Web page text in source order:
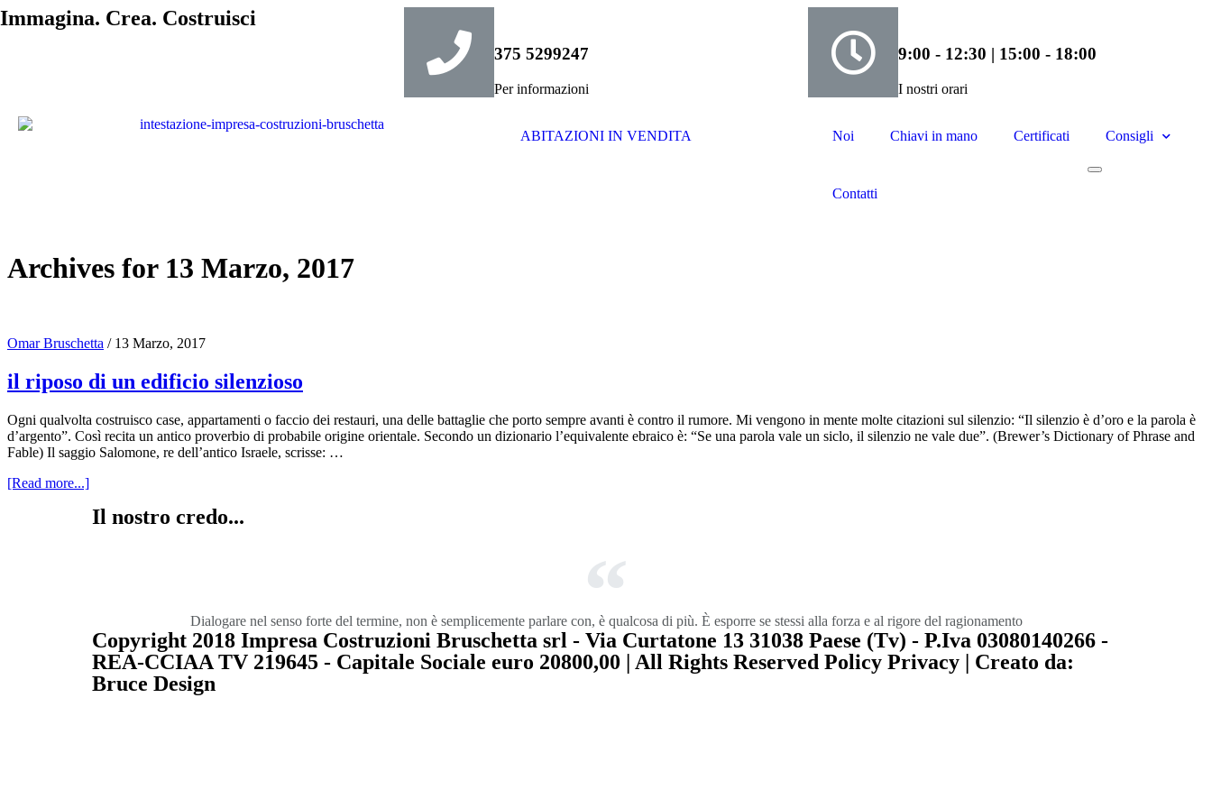
Immagina. Crea. Costruisci
375 5299247
Per informazioni
9:00 - 12:30 | 15:00 - 18:00
I nostri orari
ABITAZIONI IN VENDITA Noi Chiavi in mano Certificati Consigli
Contatti
Archives for 13 Marzo, 2017
Omar Bruschetta / 13 Marzo, 2017
il riposo di un edificio silenzioso
Ogni qualvolta costruisco case, appartamenti o faccio dei restauri, una delle battaglie che porto sempre avanti è contro il rumore. Mi vengono in mente molte citazioni sul silenzio: “Il silenzio è d’oro e la parola è
d’argento”. Così recita un antico proverbio di probabile origine orientale. Secondo un dizionario l’equivalente ebraico è: “Se una parola vale un siclo, il silenzio ne vale due”. (Brewer’s Dictionary of Phrase and
Fable) Il saggio Salomone, re dell’antico Israele, scrisse: …
[Read more...]
Il nostro credo...
Dialogare nel senso forte del termine, non è semplicemente parlare con, è qualcosa di più. È esporre se stessi alla forza e al rigore del ragionamento
Copyright 2018 Impresa Costruzioni Bruschetta srl - Via Curtatone 13 31038 Paese (Tv) - P.Iva 03080140266 -
REA-CCIAA TV 219645 - Capitale Sociale euro 20800,00 | All Rights Reserved Policy Privacy | Creato da:
Bruce Design